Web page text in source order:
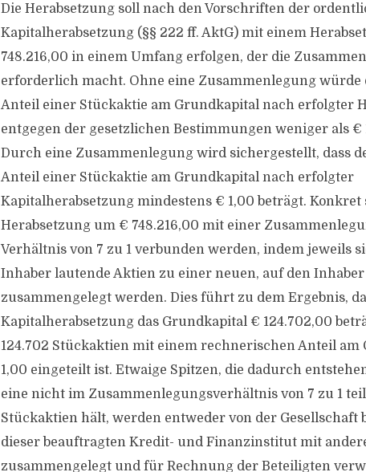
Die Herabsetzung soll nach den Vorschriften der
Kapitalherabsetzung (§§ 222 ff. AktG) mit einem
748.216,00 in einem Umfang erfolgen, der die
erforderlich macht. Ohne eine Zusammenlegung würde
Anteil einer Stückaktie am Grundkapital nach erfolgter
entgegen der gesetzlichen Bestimmungen weniger als €
Durch eine Zusammenlegung wird sichergestellt, dass
Anteil einer Stückaktie am Grundkapital nach erfolgter
Kapitalherabsetzung mindestens € 1,00 beträgt. Konkret
Herabsetzung um € 748.216,00 mit einer
Verhältnis von 7 zu 1 verbunden werden, indem jeweils
Inhaber lautende Aktien zu einer neuen, auf den
zusammengelegt werden. Dies führt zu dem Ergebnis,
Kapitalherabsetzung das Grundkapital € 124.702,00
124.702 Stückaktien mit einem rechnerischen Anteil am
1,00 eingeteilt ist. Etwaige Spitzen, die dadurch
eine nicht im Zusammenlegungsverhältnis von 7 zu 1
Stückaktien hält, werden entweder von der Gesellschaft
dieser beauftragten Kredit- und Finanzinstitut mit
zusammengelegt und für Rechnung der Beteiligten